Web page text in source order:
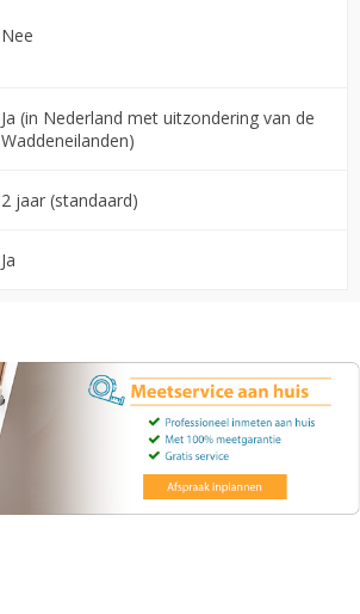
Nee
Ja (in Nederland met uitzondering van de
Waddeneilanden)
2 jaar (standaard)
Ja